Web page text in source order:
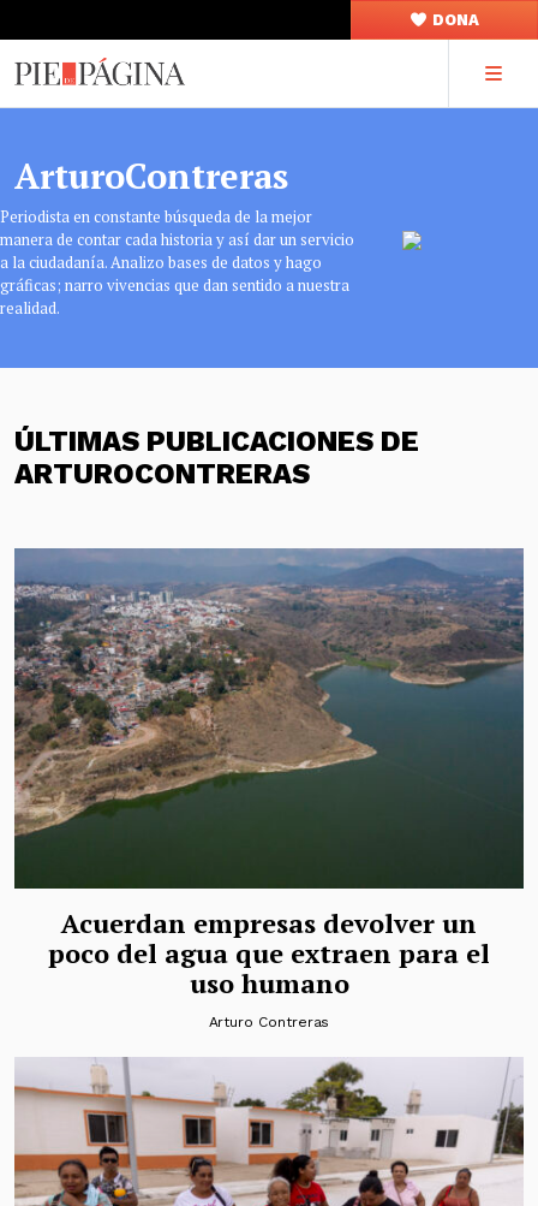
DONA
ArturoContreras
Periodista en constante búsqueda de la mejor
manera de contar cada historia y así dar un servicio
a la ciudadanía. Analizo bases de datos y hago
gráficas; narro vivencias que dan sentido a nuestra
realidad.
ÚLTIMAS PUBLICACIONES DE
ARTUROCONTRERAS
Acuerdan empresas devolver un
poco del agua que extraen para el
uso humano
Arturo Contreras